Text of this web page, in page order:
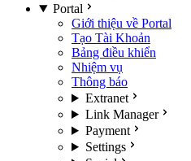
Portal
Giới thiệu về Portal
Tạo Tài Khoản
Bảng điều khiển
Nhiệm vụ
Thông báo
Extranet
Link Manager
Payment
Settings